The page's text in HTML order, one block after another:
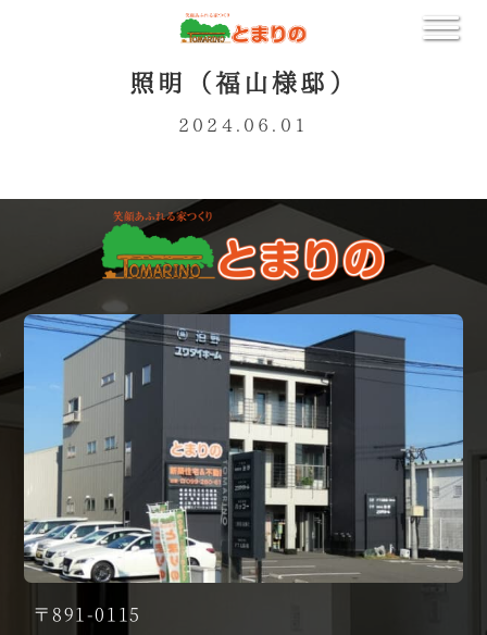
照明（福山様邸）
2024.06.01
〒891-0115